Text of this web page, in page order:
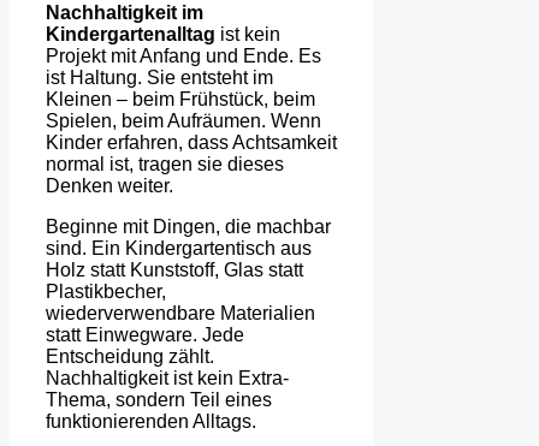
Nachhaltigkeit im
Kindergartenalltag ist kein
Projekt mit Anfang und Ende. Es
ist Haltung. Sie entsteht im
Kleinen – beim Frühstück, beim
Spielen, beim Aufräumen. Wenn
Kinder erfahren, dass Achtsamkeit
normal ist, tragen sie dieses
Denken weiter.
Beginne mit Dingen, die machbar
sind. Ein Kindergartentisch aus
Holz statt Kunststoff, Glas statt
Plastikbecher,
wiederverwendbare Materialien
statt Einwegware. Jede
Entscheidung zählt.
Nachhaltigkeit ist kein Extra-
Thema, sondern Teil eines
funktionierenden Alltags.